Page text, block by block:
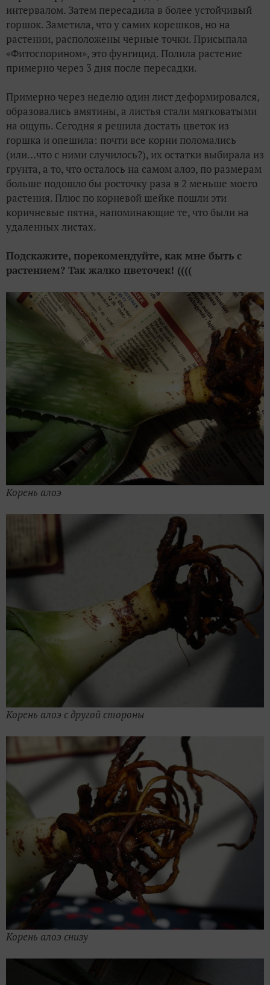
интервалом. Затем пересадила в более устойчивый
горшок. Заметила, что у самих корешков, но на
растении, расположены черные точки. Присыпала
«Фитоспорином», это фунгицид. Полила растение
примерно через 3 дня после пересадки.
Примерно через неделю один лист деформировался,
образовались вмятины, а листья стали мягковатыми
на ощупь. Сегодня я решила достать цветок из
горшка и опешила: почти все корни поломались
(или…что с ними случилось?), их остатки выбирала из
грунта, а то, что осталось на самом алоэ, по размерам
больше подошло бы росточку раза в 2 меньше моего
растения. Плюс по корневой шейке пошли эти
коричневые пятна, напоминающие те, что были на
удаленных листах.
Подскажите, порекомендуйте, как мне быть с
растением? Так жалко цветочек! ((((
Корень алоэ
Корень алоэ с другой стороны
Корень алоэ снизу